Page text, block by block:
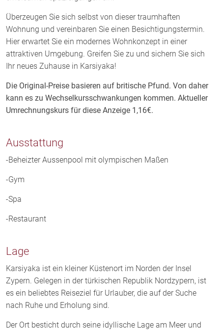
Überzeugen Sie sich selbst von dieser traumhaften
Wohnung und vereinbaren Sie einen Besichtigungstermin.
Hier erwartet Sie ein modernes Wohnkonzept in einer
attraktiven Umgebung. Greifen Sie zu und sichern Sie sich
Ihr neues Zuhause in Karsiyaka!
Die Original-Preise basieren auf britische Pfund. Von daher
kann es zu Wechselkursschwankungen kommen. Aktueller
Umrechnungskurs für diese Anzeige 1,16€.
Ausstattung
-Beheizter Aussenpool mit olympischen Maßen
-Gym
-Spa
-Restaurant
Lage
Karsiyaka ist ein kleiner Küstenort im Norden der Insel
Zypern. Gelegen in der türkischen Republik Nordzypern, ist
es ein beliebtes Reiseziel für Urlauber, die auf der Suche
nach Ruhe und Erholung sind.
Der Ort besticht durch seine idyllische Lage am Meer und